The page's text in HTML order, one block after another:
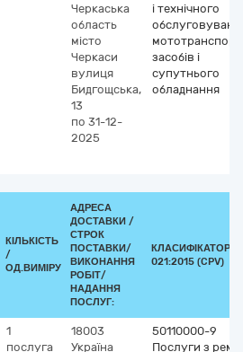
Черкаська
область
місто
Черкаси
вулиця
Бидгощська,
13
по 31-12-
2025
і технічного
засобів і
супутнього
обладнання
КІЛЬКІСТЬ
/
ОД.ВИМІРУ
АДРЕСА
ДОСТАВКИ /
СТРОК
ПОСТАВКИ/
ВИКОНАННЯ
РОБІТ/
НАДАННЯ
ПОСЛУГ:
КЛАСИФІКАТОР
021:2015 (CPV)
1
послуга
18003
Україна
50110000-9
Послуги з